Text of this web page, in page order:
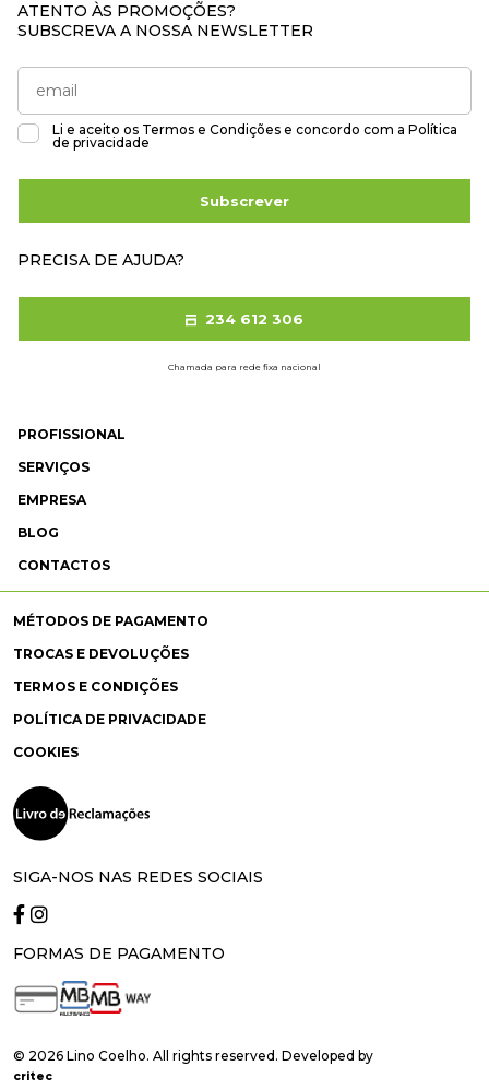
PROFISSIONAL
SERVIÇOS
EMPRESA
BLOG
CONTACTOS
MÉTODOS DE PAGAMENTO
TROCAS E DEVOLUÇÕES
TERMOS E CONDIÇÕES
POLÍTICA DE PRIVACIDADE
COOKIES
SIGA-NOS NAS REDES SOCIAIS
FORMAS DE PAGAMENTO
ATENTO ÀS PROMOÇÕES?
SUBSCREVA A NOSSA NEWSLETTER
Li e aceito os Termos e Condições e concordo com a Política
de privacidade
Subscrever
PRECISA DE AJUDA?
234 612 306
Chamada para rede fixa nacional
© 2026 Lino Coelho. All rights reserved. Developed by
critec